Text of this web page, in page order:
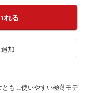
もに使いやすい極薄モデ